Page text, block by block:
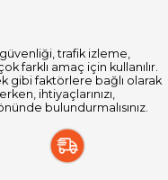
trafik izleme,
farklı amaç için kullanılır.
gibi faktörlere bağlı olarak
ihtiyaçlarınızı,
bulundurmalısınız.